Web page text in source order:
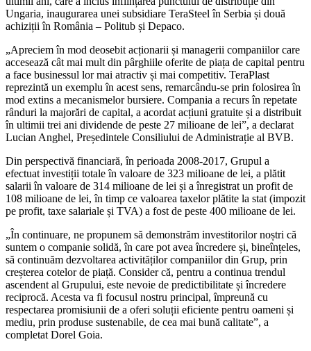
Ungaria, inaugurarea unei subsidiare TeraSteel în Serbia și două
achiziții în România – Politub și Depaco.
„Apreciem în mod deosebit acționarii și managerii companiilor care
accesează cât mai mult din pârghiile oferite de piața de capital pentru
a face businessul lor mai atractiv și mai competitiv. TeraPlast
reprezintă un exemplu în acest sens, remarcându-se prin folosirea în
mod extins a mecanismelor bursiere. Compania a recurs în repetate
rânduri la majorări de capital, a acordat acțiuni gratuite și a distribuit
în ultimii trei ani dividende de peste 27 milioane de lei”, a declarat
Lucian Anghel, Președintele Consiliului de Administrație al BVB.
Din perspectivă financiară, în perioada 2008-2017, Grupul a
efectuat investiții totale în valoare de 323 milioane de lei, a plătit
salarii în valoare de 314 milioane de lei și a înregistrat un profit de
108 milioane de lei, în timp ce valoarea taxelor plătite la stat (impozit
pe profit, taxe salariale și TVA) a fost de peste 400 milioane de lei.
„În continuare, ne propunem să demonstrăm investitorilor noștri că
suntem o companie solidă, în care pot avea încredere și, bineînțeles,
să continuăm dezvoltarea activităților companiilor din Grup, prin
creșterea cotelor de piață. Consider că, pentru a continua trendul
ascendent al Grupului, este nevoie de predictibilitate și încredere
reciprocă. Acesta va fi focusul nostru principal, împreună cu
respectarea promisiunii de a oferi soluții eficiente pentru oameni și
mediu, prin produse sustenabile, de cea mai bună calitate”, a
completat Dorel Goia.